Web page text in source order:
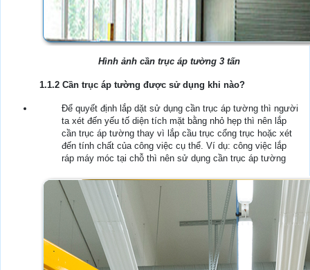
Hình ảnh cần trục áp tường 3 tấn
1.1.2 Cần trục áp tường được sử dụng khi nào?
Để quyết định lắp dặt sử dụng cần trục áp tường thì người
ta xét đến yếu tố diện tích mặt bằng nhỏ hẹp thì nên lắp
cần trục áp tường thay vì lắp cầu trục cổng trục hoặc xét
đến tính chất của công việc cụ thể. Ví dụ: công việc lắp
ráp máy móc tại chỗ thì nên sử dụng cần trục áp tường